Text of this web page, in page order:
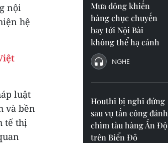
nội
hệ
luật
và bền
tế thị
Mưa dông khiến
hàng chục chuyến
bay tới Nội Bài
không thể hạ cánh
NGHE
Houthi bị nghi đứng
sau vụ tấn công đánh
chìm tàu hàng Ấn Độ
trên Biển Đỏ